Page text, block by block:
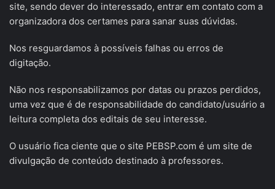
site, sendo dever do interessado, entrar em contato com a
organizadora dos certames para sanar suas dúvidas.
Nos resguardamos à possíveis falhas ou erros de
digitação.
Não nos responsabilizamos por datas ou prazos perdidos,
uma vez que é de responsabilidade do candidato/usuário a
leitura completa dos editais de seu interesse.
O usuário fica ciente que o site PEBSP.com é um site de
divulgação de conteúdo destinado à professores.